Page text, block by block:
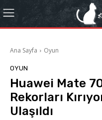
Ana Sayfa Oyun
OYUN
Huawei Mate
Rekorları
Ulaşıldı